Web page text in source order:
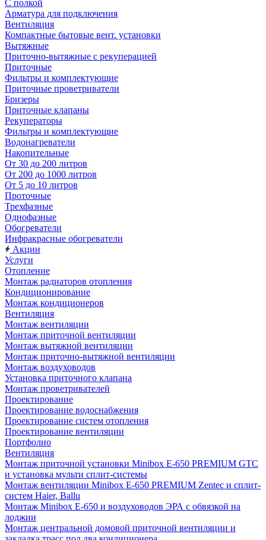
С полкой
Арматура для подключения
Вентиляция
Компактные бытовые вент. установки
Вытяжные
Приточно-вытяжные с рекуперацией
Приточные
Фильтры и комплектующие
Приточные проветриватели
Бризеры
Приточные клапаны
Рекуператоры
Фильтры и комплектующие
Водонагреватели
Накопительные
От 30 до 200 литров
От 200 до 1000 литров
От 5 до 10 литров
Проточные
Трехфазные
Однофазные
Обогреватели
Инфракрасные обогреватели
Акции
Услуги
Отопление
Монтаж радиаторов отопления
Кондиционирование
Монтаж кондиционеров
Вентиляция
Монтаж вентиляции
Монтаж приточной вентиляции
Монтаж вытяжной вентиляции
Монтаж приточно-вытяжной вентиляции
Монтаж воздуховодов
Установка приточного клапана
Монтаж проветривателей
Проектирование
Проектирование водоснабжения
Проектирование систем отопления
Проектирование вентиляции
Портфолио
Вентиляция
Монтаж приточной установки Minibox E-650 PREMIUM GTC
и установка мульти сплит-системы
Монтаж вентиляции Minibox E-650 PREMIUM Zentec и сплит-
систем Haier, Ballu
Монтаж Minibox E-650 и воздуховодов ЭРА с обвязкой на
лоджии
Монтаж центральной домовой приточной вентиляции и